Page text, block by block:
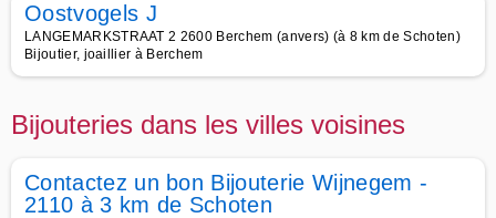
Oostvogels J
LANGEMARKSTRAAT 2 2600 Berchem (anvers) (à 8 km de Schoten)
Bijoutier, joaillier à Berchem
Bijouteries dans les villes voisines
Contactez un bon Bijouterie Wijnegem -
2110 à 3 km de Schoten